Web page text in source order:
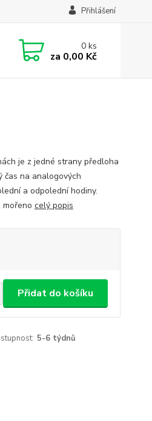
Přihlášení
0ks
za 0,00 Kč
je z jedné strany předloha
čas na analogových
a odpolední hodiny.
celý popis
Přidat do košíku
5-6 týdnů